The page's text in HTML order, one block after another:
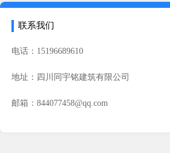
联系我们
电话：15196689610
地址：四川同宇铭建筑有限公司
邮箱：844077458@qq.com